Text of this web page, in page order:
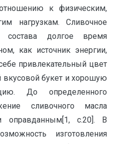
к физическим,
нагрузкам. Сливочное
долгое время
как источник энергии,
привлекательный цвет
букет и хорошую
До определенного
сливочного масла
оправданным[1, c.20]. В
изготовления